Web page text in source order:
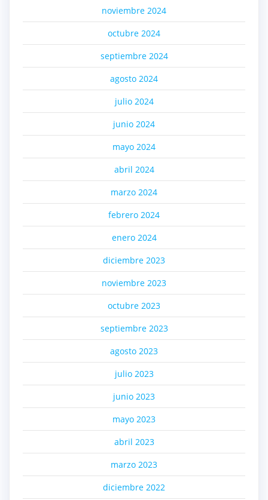
noviembre 2024
octubre 2024
septiembre 2024
agosto 2024
julio 2024
junio 2024
mayo 2024
abril 2024
marzo 2024
febrero 2024
enero 2024
diciembre 2023
noviembre 2023
octubre 2023
septiembre 2023
agosto 2023
julio 2023
junio 2023
mayo 2023
abril 2023
marzo 2023
diciembre 2022